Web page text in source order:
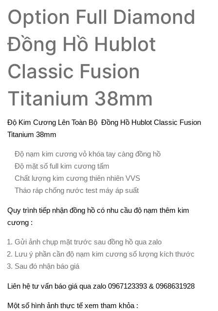
Option Full Diamond
Đồng Hồ Hublot
Classic Fusion
Titanium 38mm
Độ Kim Cương Lên Toàn Bộ Đồng Hồ Hublot Classic Fusion
Titanium 38mm
Độ nạm kim cương vỏ khóa tay càng đồng hồ
Độ mặt số full kim cương tấm
Chất lượng kim cương thiên nhiên VVS
Tháo ráp chống nước test máy áp suất
Quy trình tiếp nhận đồng hồ có nhu cầu độ nạm thêm kim
cương :
Gửi ảnh chụp mặt trước sau đồng hồ qua zalo
Lưu ý phần cần độ nạm kim cương số lượng kích thước
Sau đó nhận báo giá
Liên hệ tư vấn báo giá qua zalo 0967123393 & 0968631928
Một số hình ảnh thực tế xem tham khỏa :